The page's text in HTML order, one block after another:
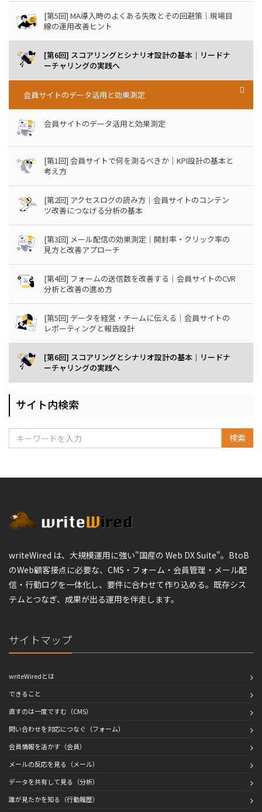
[第5回] MA導入時のよくある失敗とその回避策｜現場目
線の運用改善ヒント
[第6回] スコアリングとシナリオ設計の基本｜リードナ
ーチャリングの実践へ
会員サイトのデータ活用と効果測定
会員サイトのデータ活用と効果測定
[第1回] 会員サイトで何を測るべきか｜KPI設計の基本と
考え方
[第2回] アクセスログの読み方｜会員サイトのコンテン
ツ改善につなげる分析の基本
[第3回] メール配信の効果測定｜開封率・クリック率の
見方と改善アプローチ
[第4回] フォームの送信数を改善する｜会員サイトのCVR
分析と改善の進め方
[第5回] データを経営・チームに伝える｜会員サイトの
レポーティングと報告設計
[第6回] スコアリングとシナリオ設計の基本｜リードナ
ーチャリングの実践へ
サイト内検索
検索
writeWired は、大規模運用に強い"国産の Web DX Suite"。BtoB
のWeb顧客接点に必要な、CMS・フォーム・会員管理・メール配
信・行動ログを一体化し、要件に合わせて作り込める。既存シス
テムとつなぎ、成果が出る運用を伴走します。
サイトマップ
writeWiredとは
できること
直すのは一度ですむ（CMS）
問い合わせを対応につなぐ（フォーム）
会員情報を活かす（会員）
メールの反応を見る（メール）
データを共有して見る（分析）
誰が見たかを知る（行動履歴）